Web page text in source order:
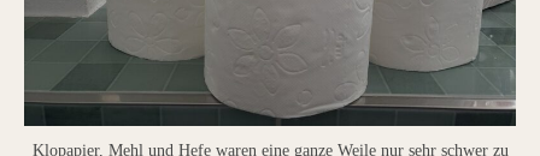
Klopapier, Mehl und Hefe waren eine ganze Weile nur sehr schwer zu